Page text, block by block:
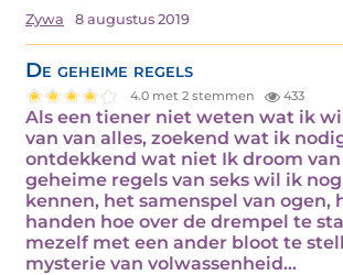
Zywa 8 augustus 2019
De geheime regels
4.0 met 2 stemmen 433
Als een tiener niet weten wat ik
van van alles, zoekend wat ik
ontdekkend wat niet Ik droom
geheime regels van seks wil ik
kennen, het samenspel van ogen,
handen hoe over de drempel te
mezelf met een ander bloot te
mysterie van volwassenheid…